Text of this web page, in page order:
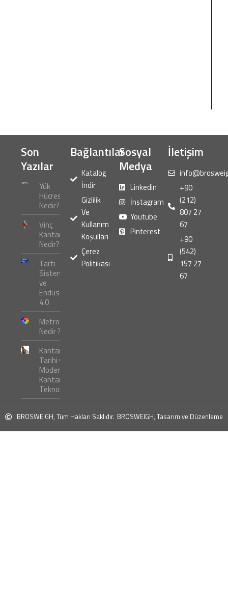
Son
Yazılar
Yük
Hücresi
Nedir?
Vinç
Kantarı
Nedir?
Tartı
Sistemleri
ve
Endüstri
4.0
Metroloji
Nedir ?
Kantar
Tarihi ve
Modern
Kantar
Teknolojileri
Bağlantılar
Katalog
İndir
Gizlilik
Ve
Kullanım
Koşulları
Çerez
Politikası
Sosyal
Medya
Linkedin
İnstagram
Youtube
Pinterest
İletişim
+90
(212)
807 27
67
+90
(542)
157 27
67
BROSWEIGH, Tüm Hakları Saklıdır. BROSWEIGH, Tasarım ve Düzenleme